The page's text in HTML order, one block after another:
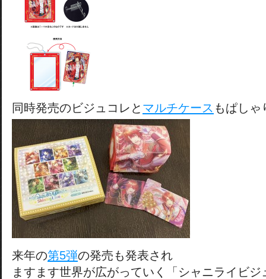
同時発売のビジュコレと マルチケース もぱしゃ
来年の第5弾の発売も発表され
ますます世界が広がっていく「シャニライビジ